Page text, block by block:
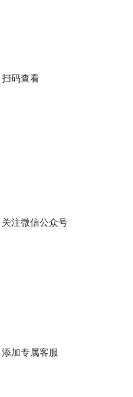
扫码查看
关注微信公众号
添加专属客服